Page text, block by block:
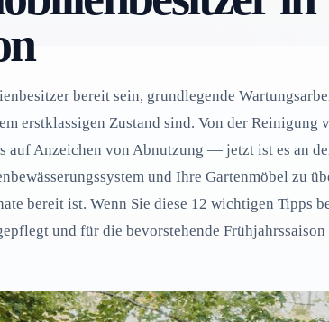
bereit sein, grundlegende
erstklassigen Zustand sind. Von der Reinigung
auf Anzeichen von Abnutzung — jetzt ist es an
und Ihre Gartenmöbel zu
bereit ist. Wenn Sie diese 12 wichtigen Tipps
und für die bevorstehende Frühjahrssaison